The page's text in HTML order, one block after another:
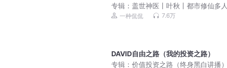
专辑： 盖世神医丨叶秋丨都市修仙多人
有声剧丨一种侃侃
一种侃侃 7.6万
DAVID自由之路（我的投资之路）
专辑： 价值投资之路（终身黑白讲播）